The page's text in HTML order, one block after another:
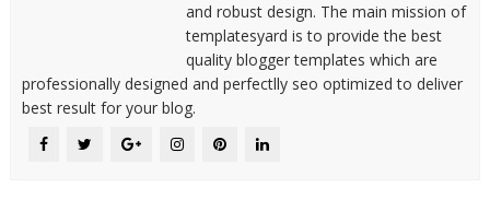
and robust design. The main mission of
templatesyard is to provide the best
quality blogger templates which are
professionally designed and perfectlly seo optimized to deliver
best result for your blog.